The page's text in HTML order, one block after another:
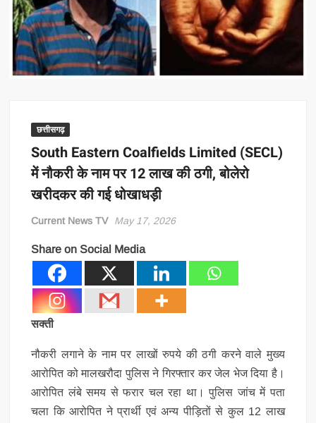
छत्तीसगढ़
South Eastern Coalfields Limited (SECL)
में नौकरी के नाम पर 12 लाख की ठगी, बोलेरो
खरीदकर की गई धोखाधड़ी
Current News TV May 17, 2026
Share on Social Media
सक्ती
नौकरी लगाने के नाम पर लाखों रुपये की ठगी करने वाले मुख्य
आरोपित को मालखरौदा पुलिस ने गिरफ्तार कर जेल भेज दिया है।
आरोपित लंबे समय से फरार चल रहा था। पुलिस जांच में पता
चला कि आरोपित ने प्रार्थी एवं अन्य पीड़ितों से कुल 12 लाख